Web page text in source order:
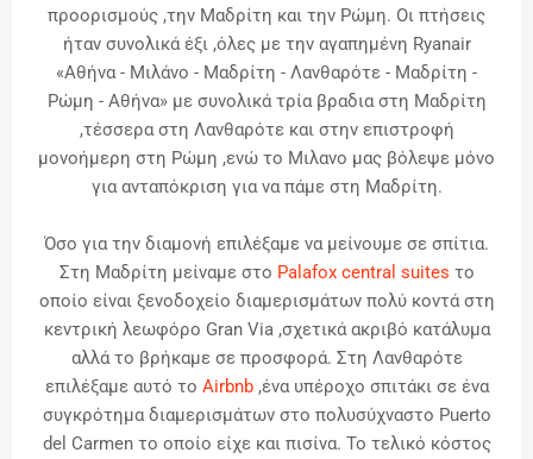
προορισμούς ,την Μαδρίτη και την Ρώμη. Οι πτήσεις
ήταν συνολικά έξι ,όλες με την αγαπημένη Ryanair
«Αθήνα - Μιλάνο - Μαδρίτη - Λανθαρότε - Μαδρίτη -
Ρώμη - Αθήνα» με συνολικά τρία βραδια στη Μαδρίτη
,τέσσερα στη Λανθαρότε και στην επιστροφή
μονοήμερη στη Ρώμη ,ενώ το Μιλανο μας βόλεψε μόνο
για ανταπόκριση για να πάμε στη Μαδρίτη.
Όσο για την διαμονή επιλέξαμε να μείνουμε σε σπίτια.
Στη Μαδρίτη μείναμε στο Palafox central suites το
οποίο είναι ξενοδοχείο διαμερισμάτων πολύ κοντά στη
κεντρική λεωφόρο Gran Via ,σχετικά ακριβό κατάλυμα
αλλά το βρήκαμε σε προσφορά. Στη Λανθαρότε
επιλέξαμε αυτό το Airbnb,ένα υπέροχο σπιτάκι σε ένα
συγκρότημα διαμερισμάτων στο πολυσύχναστο Puerto
del Carmen το οποίο είχε και πισίνα. Το τελικό κόστος